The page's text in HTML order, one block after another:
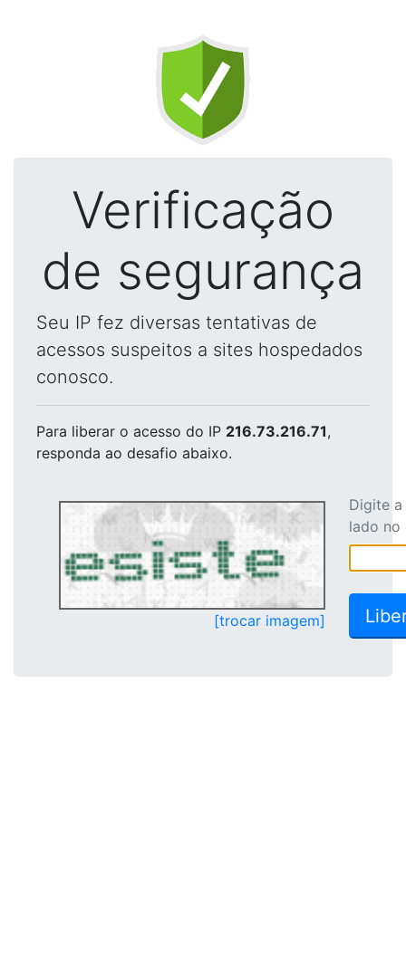
Verificação
de segurança
Seu IP fez diversas tentativas de
acessos suspeitos a sites hospedados
conosco.
Para liberar o acesso do IP 216.73.216.71,
responda ao desafio abaixo.
[trocar imagem]
Digite
lado no